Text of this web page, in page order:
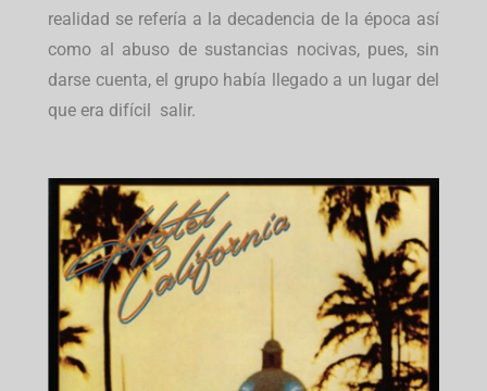
realidad se refería a la decadencia de la época así
como al abuso de sustancias nocivas, pues, sin
darse cuenta, el grupo había llegado a un lugar del
que era difícil salir.